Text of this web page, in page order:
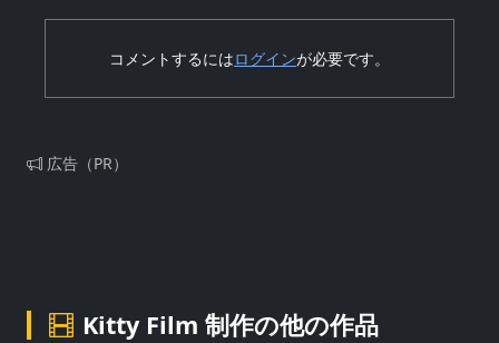
コメントするにはログインが必要です。
広告（PR）
Kitty Film 制作の他の作品